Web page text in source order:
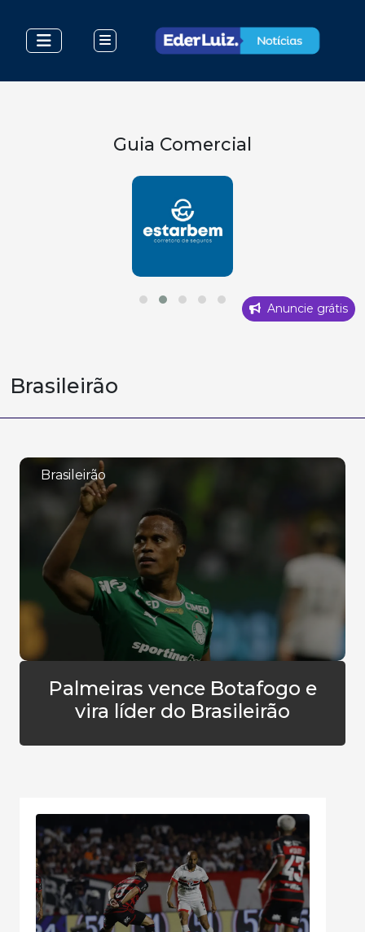
Guia Comercial
Anuncie grátis
Brasileirão
Brasileirão
Palmeiras vence Botafogo e
vira líder do Brasileirão